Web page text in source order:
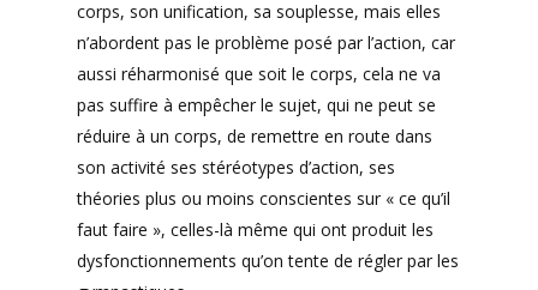
corps, son unification, sa souplesse, mais elles
n’abordent pas le problème posé par l’action, car
aussi réharmonisé que soit le corps, cela ne va
pas suffire à empêcher le sujet, qui ne peut se
réduire à un corps, de remettre en route dans
son activité ses stéréotypes d’action, ses
théories plus ou moins conscientes sur « ce qu’il
faut faire », celles-là même qui ont produit les
dysfonctionnements qu’on tente de régler par les